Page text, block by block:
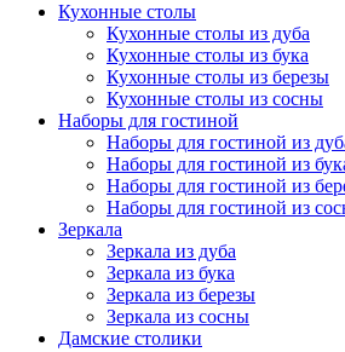
Кухонные столы
Кухонные столы из дуба
Кухонные столы из бука
Кухонные столы из березы
Кухонные столы из сосны
Наборы для гостиной
Наборы для гостиной из
Наборы для гостиной из
Наборы для гостиной из
Наборы для гостиной из
Зеркала
Зеркала из дуба
Зеркала из бука
Зеркала из березы
Зеркала из сосны
Дамские столики